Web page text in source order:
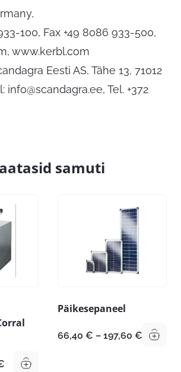
100, Fax +49 8086 933-500,
, www.kerbl.com
Eesti AS, Tähe 13, 71012
info@scandagra.ee, Tel. +372
samuti
Praegune
Päikesepaneel
66,40 € – 197,60 €